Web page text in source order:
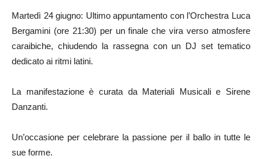
Martedì 24 giugno: Ultimo appuntamento con l’Orchestra Luca
Bergamini (ore 21:30) per un finale che vira verso atmosfere
caraibiche, chiudendo la rassegna con un DJ set tematico
dedicato ai ritmi latini.
La manifestazione è curata da Materiali Musicali e Sirene
Danzanti.
Un’occasione per celebrare la passione per il ballo in tutte le
sue forme.